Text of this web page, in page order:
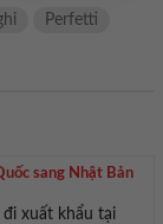
Perfetti
sang Nhật Bản
xuất khẩu tại